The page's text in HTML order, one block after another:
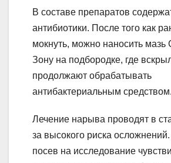
В составе препаратов
антибиотики. После того как
мокнуть, можно наносить мазь
Зону на подбородке, где
продолжают обрабатывать
антибактериальным средством.
Лечение нарыва проводят в
за высокого риска
посев на исследование